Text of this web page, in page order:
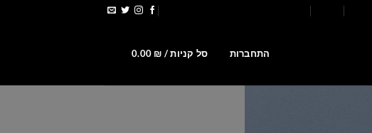
התחברות סל קניות / 0.00 ₪